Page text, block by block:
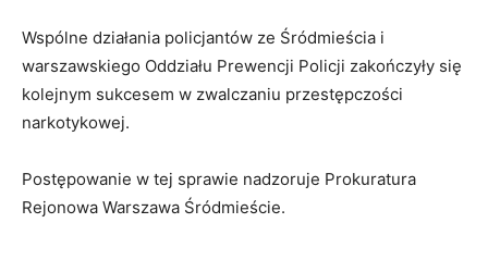
Wspólne działania policjantów ze Śródmieścia i
warszawskiego Oddziału Prewencji Policji zakończyły się
kolejnym sukcesem w zwalczaniu przestępczości
narkotykowej.
Postępowanie w tej sprawie nadzoruje Prokuratura
Rejonowa Warszawa Śródmieście.